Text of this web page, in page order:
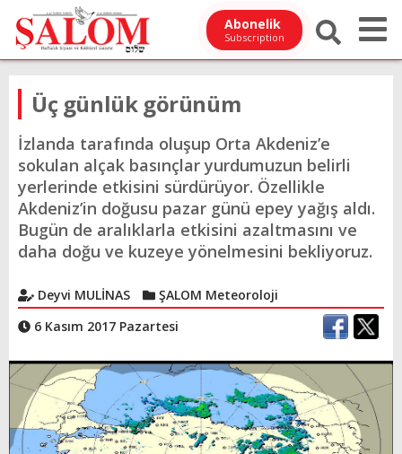
Abonelik
Subscription
Üç günlük görünüm
İzlanda tarafında oluşup Orta Akdeniz’e
sokulan alçak basınçlar yurdumuzun belirli
yerlerinde etkisini sürdürüyor. Özellikle
Akdeniz’in doğusu pazar günü epey yağış aldı.
Bugün de aralıklarla etkisini azaltmasını ve
daha doğu ve kuzeye yönelmesini bekliyoruz.
Deyvi MULİNAS
ŞALOM Meteoroloji
6 Kasım 2017 Pazartesi